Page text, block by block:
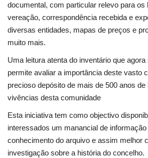
Ambiente
documental, com particular relevo para os
vereação, correspondência recebida e
diversas entidades, mapas de preços e
muito mais.
Uma leitura atenta do inventário que agora
permite avaliar a importância deste vasto
precioso depósito de mais de 500 anos de
vivências desta comunidade
Esta iniciativa tem como objectivo
interessados um manancial de
conhecimento do arquivo e assim melhor
investigação sobre a história do concelho.